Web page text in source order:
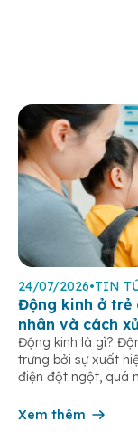
24/07/2026•TIN
Động kinh ở trẻ
nhân và cách
Động kinh là gì?
trưng bởi sự xuất
điện đột ngột, quá
Xem thêm